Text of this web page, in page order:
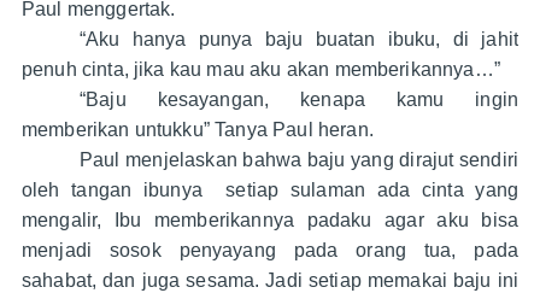
Paul menggertak.
“Aku hanya punya baju buatan ibuku, di jahit
penuh cinta, jika kau mau aku akan memberikannya…”
“Baju kesayangan, kenapa kamu ingin
memberikan untukku” Tanya Paul heran.
Paul menjelaskan bahwa baju yang dirajut sendiri
oleh tangan ibunya setiap sulaman ada cinta yang
mengalir, Ibu memberikannya padaku agar aku bisa
menjadi sosok penyayang pada orang tua, pada
sahabat, dan juga sesama. Jadi setiap memakai baju ini